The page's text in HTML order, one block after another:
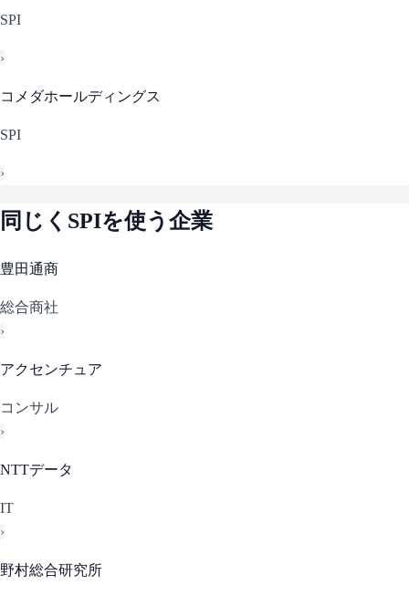
SPI
›
コメダホールディングス
SPI
›
同じく SPIを使う企業
豊田通商
総合商社
›
アクセンチュア
コンサル
›
NTTデータ
IT
›
野村総合研究所